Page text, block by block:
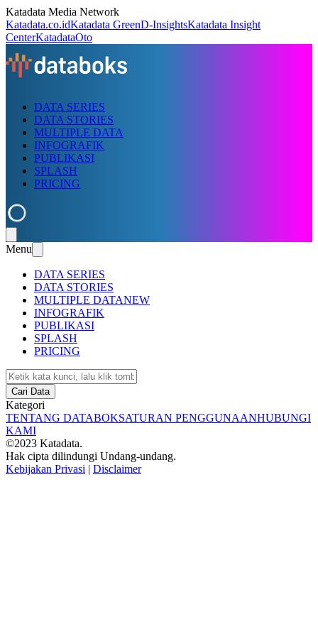
Katadata Media Network
Katadata.co.idKatadata GreenD-InsightsKatadata Insight
CenterKatadataOto
DATA SERIES
DATA STORIES
MULTIPLE DATA
INFOGRAFIK
PUBLIKASI
SPLASH
PRICING
Menu
DATA SERIES
DATA STORIES
MULTIPLE DATANEW
INFOGRAFIK
PUBLIKASI
SPLASH
PRICING
Cari Data
Kategori
TENTANG DATABOKSATURAN PENGGUNAANHUBUNGI
KAMI
©2023 Katadata.
Hak cipta dilindungi Undang-undang.
Kebijakan Privasi | Disclaimer